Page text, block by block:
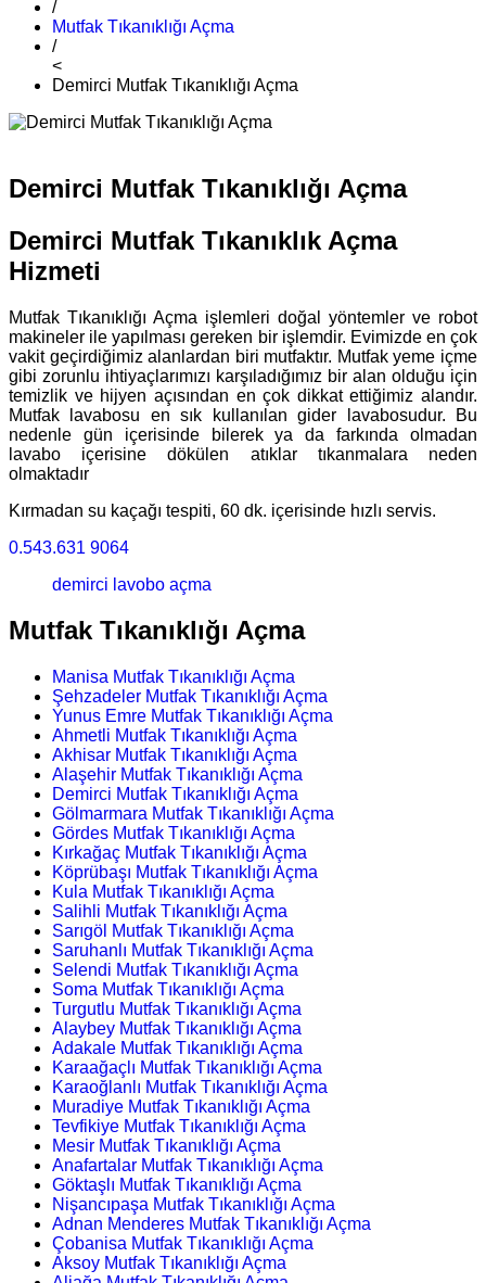
/
Mutfak Tıkanıklığı Açma
/
<
Demirci Mutfak Tıkanıklığı Açma
Demirci Mutfak Tıkanıklığı Açma
Demirci Mutfak Tıkanıklık Açma
Hizmeti
Mutfak Tıkanıklığı Açma işlemleri doğal yöntemler ve robot
makineler ile yapılması gereken bir işlemdir. Evimizde en çok
vakit geçirdiğimiz alanlardan biri mutfaktır. Mutfak yeme içme
gibi zorunlu ihtiyaçlarımızı karşıladığımız bir alan olduğu için
temizlik ve hijyen açısından en çok dikkat ettiğimiz alandır.
Mutfak lavabosu en sık kullanılan gider lavabosudur. Bu
nedenle gün içerisinde bilerek ya da farkında olmadan
lavabo içerisine dökülen atıklar tıkanmalara neden
olmaktadır
Kırmadan su kaçağı tespiti, 60 dk. içerisinde hızlı servis.
0.543.631 9064
demirci lavobo açma
Mutfak Tıkanıklığı Açma
Manisa Mutfak Tıkanıklığı Açma
Şehzadeler Mutfak Tıkanıklığı Açma
Yunus Emre Mutfak Tıkanıklığı Açma
Ahmetli Mutfak Tıkanıklığı Açma
Akhisar Mutfak Tıkanıklığı Açma
Alaşehir Mutfak Tıkanıklığı Açma
Demirci Mutfak Tıkanıklığı Açma
Gölmarmara Mutfak Tıkanıklığı Açma
Gördes Mutfak Tıkanıklığı Açma
Kırkağaç Mutfak Tıkanıklığı Açma
Köprübaşı Mutfak Tıkanıklığı Açma
Kula Mutfak Tıkanıklığı Açma
Salihli Mutfak Tıkanıklığı Açma
Sarıgöl Mutfak Tıkanıklığı Açma
Saruhanlı Mutfak Tıkanıklığı Açma
Selendi Mutfak Tıkanıklığı Açma
Soma Mutfak Tıkanıklığı Açma
Turgutlu Mutfak Tıkanıklığı Açma
Alaybey Mutfak Tıkanıklığı Açma
Adakale Mutfak Tıkanıklığı Açma
Karaağaçlı Mutfak Tıkanıklığı Açma
Karaoğlanlı Mutfak Tıkanıklığı Açma
Muradiye Mutfak Tıkanıklığı Açma
Tevfikiye Mutfak Tıkanıklığı Açma
Mesir Mutfak Tıkanıklığı Açma
Anafartalar Mutfak Tıkanıklığı Açma
Göktaşlı Mutfak Tıkanıklığı Açma
Nişancıpaşa Mutfak Tıkanıklığı Açma
Adnan Menderes Mutfak Tıkanıklığı Açma
Çobanisa Mutfak Tıkanıklığı Açma
Aksoy Mutfak Tıkanıklığı Açma